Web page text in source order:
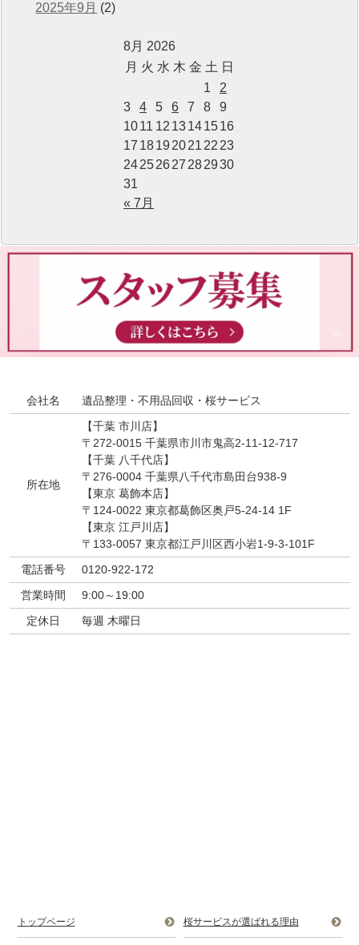
2025年9月 (2)
8月 2026
月 火 水 木 金 土 日
« 7月
1
2
3
4 5 6 7 8
9
1011 12 13141516
17 1819 2021 22 23
24252627 282930
31
会社名 遺品整理・不用品回収・桜サービス
所在地
【千葉 市川店】
〒272-0015 千葉県市川市鬼高2-11-12-717
【千葉 八千代店】
〒276-0004 千葉県八千代市島田台938-9
【東京 葛飾本店】
〒124-0022 東京都葛飾区奥戸5-24-14 1F
【東京 江戸川店】
〒133-0057 東京都江戸川区西小岩1-9-3-101F
電話番号
0120-922-172
営業時間
9:00～19:00
定休日
毎週 木曜日
トップページ 桜サービスが選ばれる理由